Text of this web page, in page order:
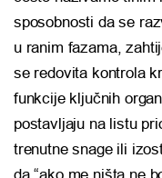
sposobnosti da se
u ranim fazama,
se redovita kontrola
funkcije ključnih
postavljaju na listu
trenutne snage ili